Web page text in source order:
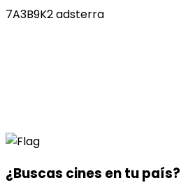
7A3B9K2 adsterra
¿Buscas cines entu país?